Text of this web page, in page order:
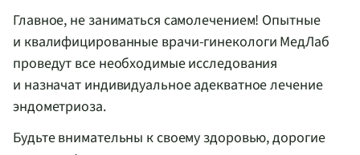
Главное, не заниматься самолечением! Опытные
и квалифицированные врачи-гинекологи МедЛаб
проведут все необходимые исследования
и назначат индивидуальное адекватное лечение
эндометриоза.
Будьте внимательны к своему здоровью, дорогие